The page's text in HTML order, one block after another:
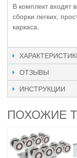
В комплект входят
сборки легких,
каркаса.
ОТЗЫВЫ
ИНСТРУКЦИИ
ПОХОЖИЕ